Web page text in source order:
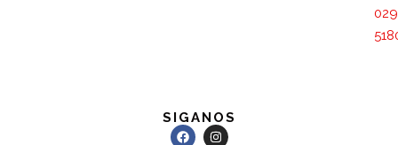
SIGANOS